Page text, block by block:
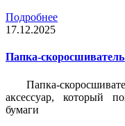
Подробнее
17.12.2025
Папка-
Папка-
аксессуар, который
бумаги